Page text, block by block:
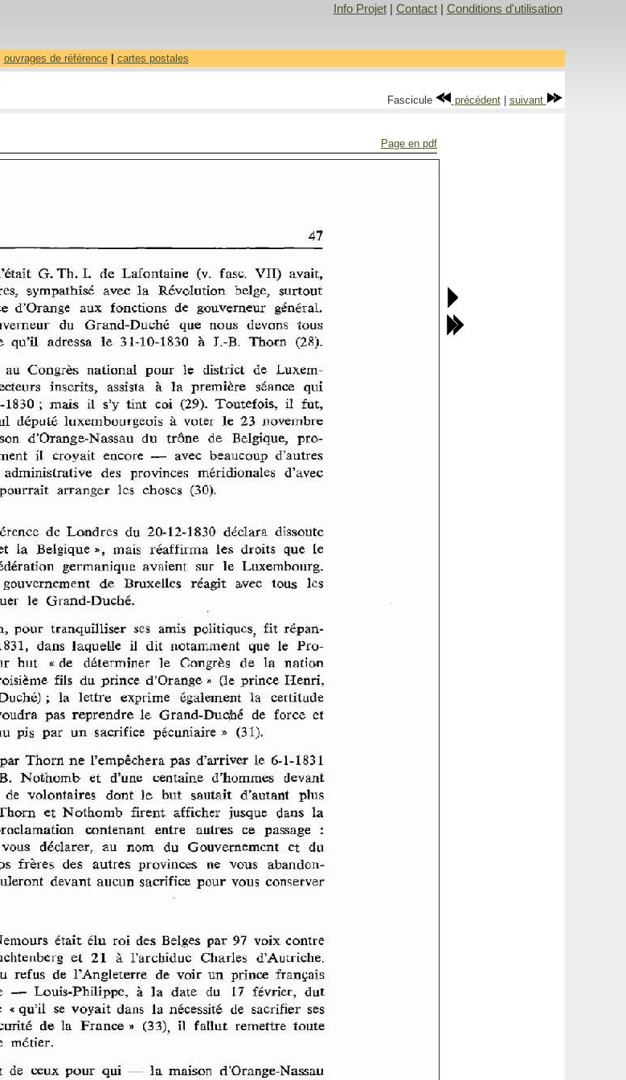
Info Projet| Contact| Conditions d'utilisation
ouvrages de référence| cartes postales
Fascicule précédent| suivant
Page en pdf